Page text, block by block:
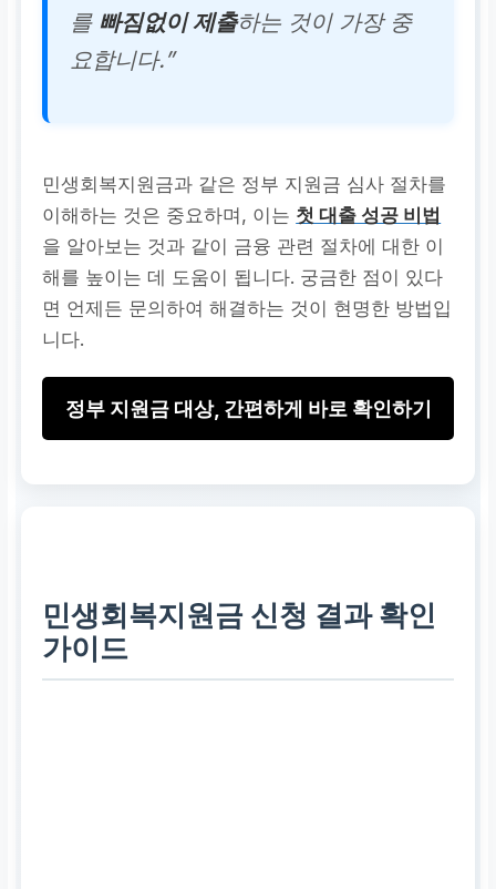
를 빠짐없이 제출하는 것이 가장 중
요합니다.”
민생회복지원금과 같은 정부 지원금 심사 절차를
이해하는 것은 중요하며, 이는 첫 대출 성공 비법
을 알아보는 것과 같이 금융 관련 절차에 대한 이
해를 높이는 데 도움이 됩니다. 궁금한 점이 있다
면 언제든 문의하여 해결하는 것이 현명한 방법입
니다.
정부 지원금 대상, 간편하게 바로 확인하기
민생회복지원금 신청 결과 확인
가이드